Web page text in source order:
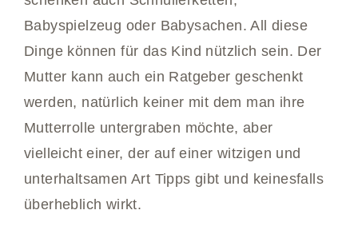
Babyspielzeug oder Babysachen. All diese
Dinge können für das Kind nützlich sein. Der
Mutter kann auch ein Ratgeber geschenkt
werden, natürlich keiner mit dem man ihre
Mutterrolle untergraben möchte, aber
vielleicht einer, der auf einer witzigen und
unterhaltsamen Art Tipps gibt und keinesfalls
überheblich wirkt.